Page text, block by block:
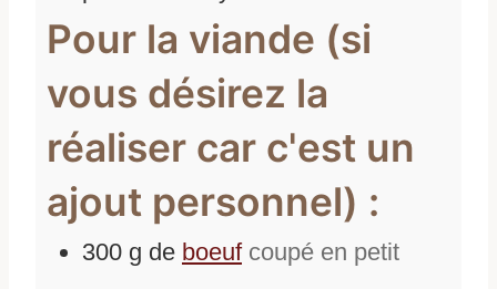
Pour la viande (si
vous désirez la
réaliser car c'est un
ajout personnel) :
300 g de boeuf coupé en petit